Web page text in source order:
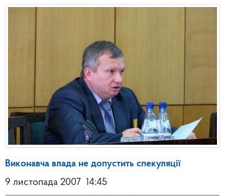
Виконавча влада не допустить спекуляції
9 листопада 2007 14:45